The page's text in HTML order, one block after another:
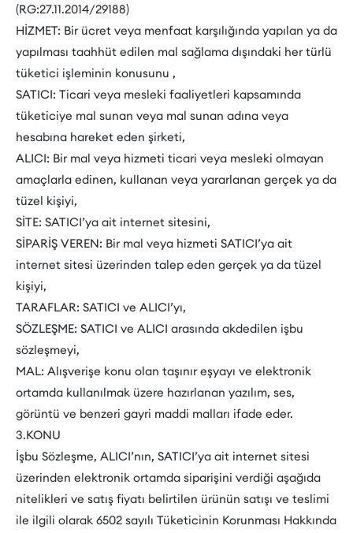
(RG:27.11.2014/29188)
HİZMET: Bir ücret veya menfaat karşılığında yapılan ya da
yapılması taahhüt edilen mal sağlama dışındaki her türlü
tüketici işleminin konusunu ,
SATICI: Ticari veya mesleki faaliyetleri kapsamında
tüketiciye mal sunan veya mal sunan adına veya
hesabına hareket eden şirketi,
ALICI: Bir mal veya hizmeti ticari veya mesleki olmayan
amaçlarla edinen, kullanan veya yararlanan gerçek ya da
tüzel kişiyi,
SİTE: SATICI’ya ait internet sitesini,
SİPARİŞ VEREN: Bir mal veya hizmeti SATICI’ya ait
internet sitesi üzerinden talep eden gerçek ya da tüzel
kişiyi,
TARAFLAR: SATICI ve ALICI’yı,
SÖZLEŞME: SATICI ve ALICI arasında akdedilen işbu
sözleşmeyi,
MAL: Alışverişe konu olan taşınır eşyayı ve elektronik
ortamda kullanılmak üzere hazırlanan yazılım, ses,
görüntü ve benzeri gayri maddi malları ifade eder.
3.KONU
İşbu Sözleşme, ALICI’nın, SATICI’ya ait internet sitesi
üzerinden elektronik ortamda siparişini verdiği aşağıda
nitelikleri ve satış fiyatı belirtilen ürünün satışı ve teslimi
ile ilgili olarak 6502 sayılı Tüketicinin Korunması Hakkında